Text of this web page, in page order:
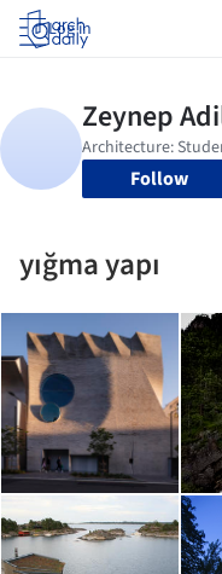
Log in
Follow
yığma yapı